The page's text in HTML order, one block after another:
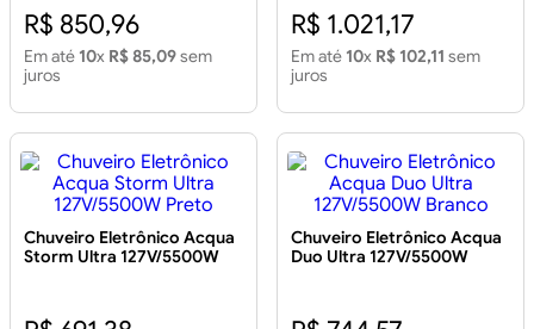
R$ 850,96
Em até 10x R$ 85,09sem
juros
R$ 1.021,17
Em até 10x R$ 102,11 sem
juros
Chuveiro Eletrônico Acqua
Storm Ultra 127V/5500W
Chuveiro Eletrônico Acqua
Duo Ultra 127V/5500W